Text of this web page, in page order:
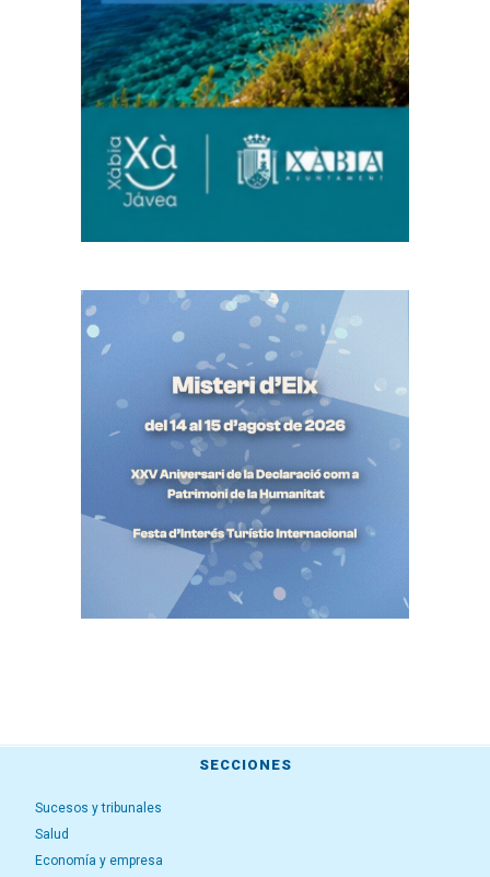
SECCIONES
Sucesos y tribunales
Salud
Economía y empresa